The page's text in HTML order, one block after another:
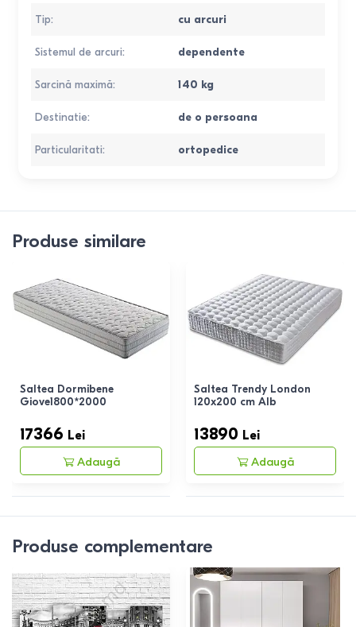
Tip: cu arcuri
Sistemul de arcuri: dependente
Sarcină maximă: 140 kg
Destinatie: de o persoana
Particularitati: ortopedice
Produse similare
Saltea Dormibene
Giove1800*2000
17366 Lei
Adaugă
Saltea Trendy London
120x200 cm Alb
13890 Lei
Adaugă
Produse complementare